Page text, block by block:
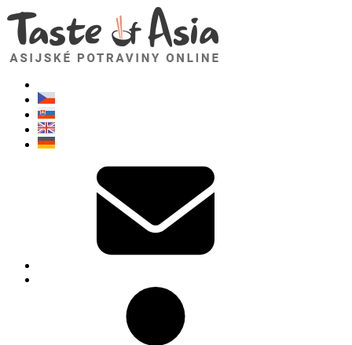
TasteOfAsia.cz
Neváhejte se zeptat. Jsem tady pro vás!